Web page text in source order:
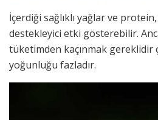
İçerdiği sağlıklı yağlar ve
destekleyici etki gösterebilir.
tüketimden kaçınmak gereklidir
yoğunluğu fazladır.